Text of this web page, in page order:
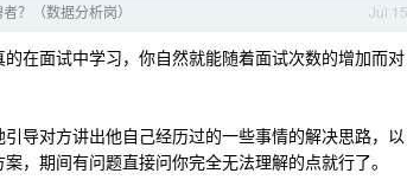
Jul 15
？（数据分析岗）
在面试中学习，你自然就能随着面试次数的增加而对
导对方讲出他自己经历过的一些事情的解决思路，以
，期间有问题直接问你完全无法理解的点就行了。